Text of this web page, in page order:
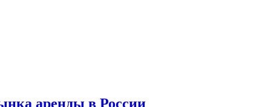
аренды в России